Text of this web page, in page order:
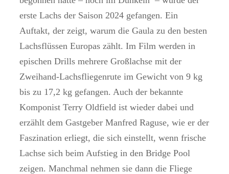
erste Lachs der Saison 2024 gefangen. Ein
Auftakt, der zeigt, warum die Gaula zu den besten
Lachsflüssen Europas zählt. Im Film werden in
epischen Drills mehrere Großlachse mit der
Zweihand-Lachsfliegenrute im Gewicht von 9 kg
bis zu 17,2 kg gefangen. Auch der bekannte
Komponist Terry Oldfield ist wieder dabei und
erzählt dem Gastgeber Manfred Raguse, wie er der
Faszination erliegt, die sich einstellt, wenn frische
Lachse sich beim Aufstieg in den Bridge Pool
zeigen. Manchmal nehmen sie dann die Fliege